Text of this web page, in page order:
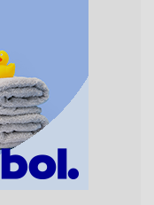
föhnen en kleuren,
invlechten,
een
up & visagie,
het trimmen van
filter en u